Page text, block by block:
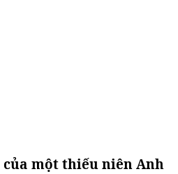
một thiếu niên Anh